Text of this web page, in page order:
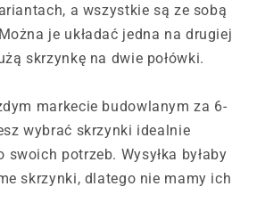
a wszystkie są ze sobą
je układać jedna na drugiej
skrzynkę na dwie połówki.
markecie budowlanym za 6-
wybrać skrzynki idealnie
swoich potrzeb. Wysyłka byłaby
skrzynki, dlatego nie mamy ich